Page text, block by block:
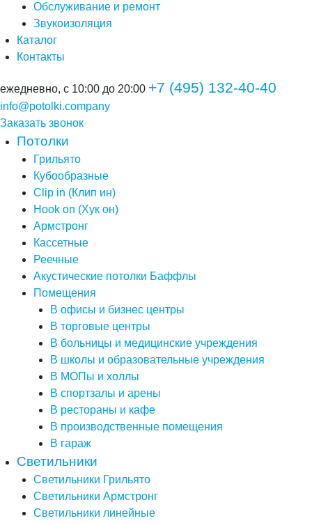
Обслуживание и ремонт
Звукоизоляция
Каталог
Контакты
ежедневно, с 10:00 до 20:00 +7 (495) 132-40-40
info@potolki.company
Заказать звонок
Потолки
Грильято
Кубообразные
Clip in (Клип ин)
Hook on (Хук он)
Армстронг
Кассетные
Реечные
Акустические потолки Баффлы
Помещения
В офисы и бизнес центры
В торговые центры
В больницы и медицинские учреждения
В школы и образовательные учреждения
В МОПы и холлы
В спортзалы и арены
В рестораны и кафе
В производственные помещения
В гараж
Светильники
Светильники Грильято
Светильники Армстронг
Светильники линейные